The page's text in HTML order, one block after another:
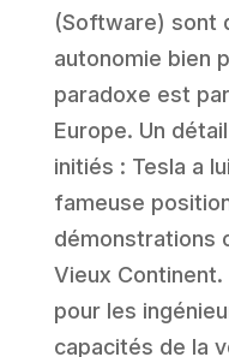
(Software) sont
autonomie bien
paradoxe est
Europe. Un
initiés : Tesla a
fameuse
démonstrations
Vieux
pour les
capacités de la